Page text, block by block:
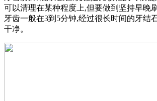
可以清理在某种程度上,但要做到坚持早晚
牙齿一般在3到5分钟,经过很长时间的牙结
干净。